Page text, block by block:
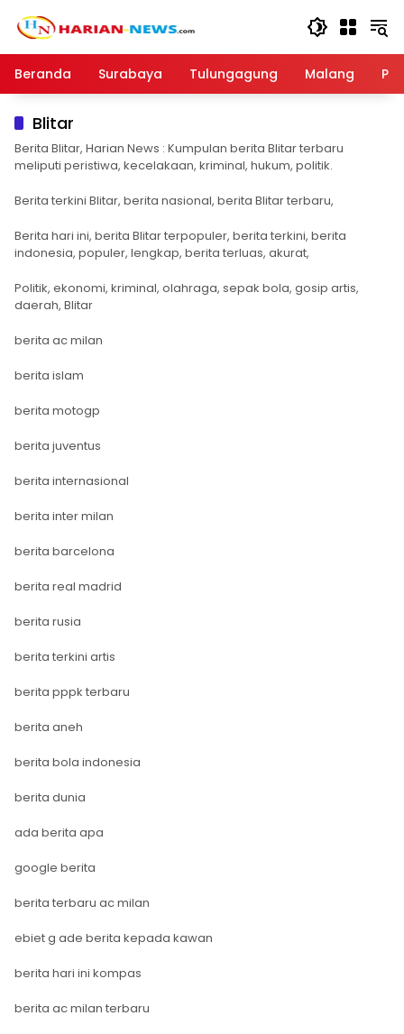
Beranda
Surabaya Tulungagung Malang
Blitar
Berita Blitar, Harian News : Kumpulan berita Blitar terbaru
meliputi peristiwa, kecelakaan, kriminal, hukum, politik.
Berita terkini Blitar, berita nasional, berita Blitar terbaru,
Berita hari ini, berita Blitar terpopuler, berita terkini, berita
indonesia, populer, lengkap, berita terluas, akurat,
Politik, ekonomi, kriminal, olahraga, sepak bola, gosip artis,
daerah, Blitar
berita ac milan
berita islam
berita motogp
berita juventus
berita internasional
berita inter milan
berita barcelona
berita real madrid
berita rusia
berita terkini artis
berita pppk terbaru
berita aneh
berita bola indonesia
berita dunia
ada berita apa
google berita
berita terbaru ac milan
ebiet g ade berita kepada kawan
berita hari ini kompas
berita ac milan terbaru